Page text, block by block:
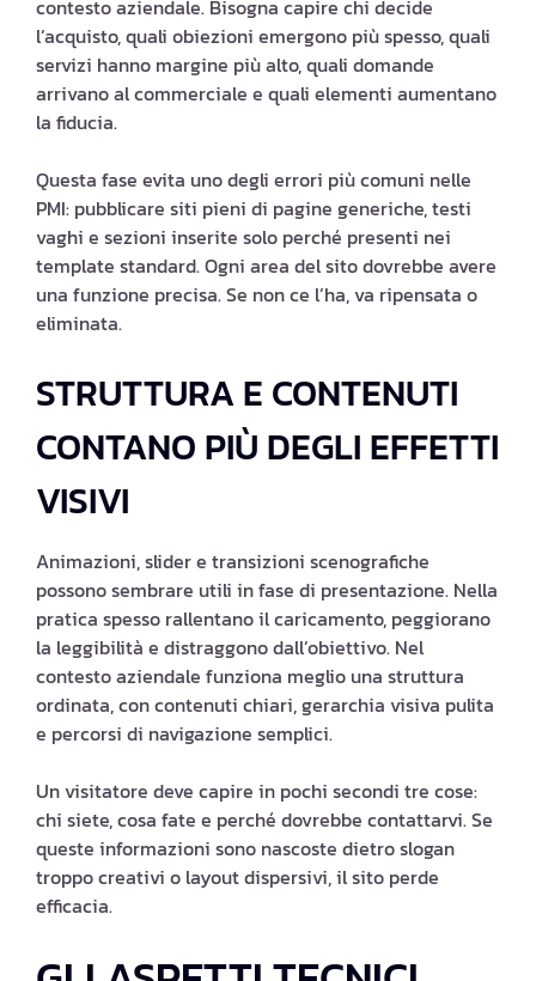
contesto aziendale. Bisogna capire chi decide
l’acquisto, quali obiezioni emergono più spesso, quali
servizi hanno margine più alto, quali domande
arrivano al commerciale e quali elementi aumentano
la fiducia.
Questa fase evita uno degli errori più comuni nelle
PMI: pubblicare siti pieni di pagine generiche, testi
vaghi e sezioni inserite solo perché presenti nei
template standard. Ogni area del sito dovrebbe avere
una funzione precisa. Se non ce l’ha, va ripensata o
eliminata.
STRUTTURA E CONTENUTI
CONTANO PIÙ DEGLI EFFETTI
VISIVI
Animazioni, slider e transizioni scenografiche
possono sembrare utili in fase di presentazione. Nella
pratica spesso rallentano il caricamento, peggiorano
la leggibilità e distraggono dall’obiettivo. Nel
contesto aziendale funziona meglio una struttura
ordinata, con contenuti chiari, gerarchia visiva pulita
e percorsi di navigazione semplici.
Un visitatore deve capire in pochi secondi tre cose:
chi siete, cosa fate e perché dovrebbe contattarvi. Se
queste informazioni sono nascoste dietro slogan
troppo creativi o layout dispersivi, il sito perde
efficacia.